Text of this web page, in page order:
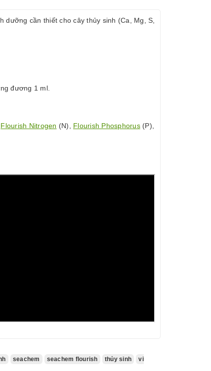
cần thiết cho cây thủy sinh (Ca, Mg, S,
đương 1 ml.
Flourish Nitrogen (N), Flourish Phosphorus(P),
seachem seachem flourish thủy sinh vi